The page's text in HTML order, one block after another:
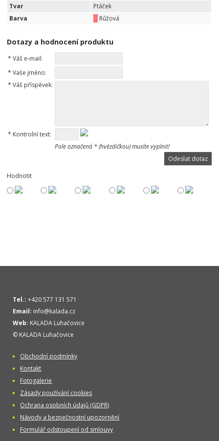
Tvar
Ptáček
Barva
Růžová
Dotazy a hodnocení produktu
* Váš e-mail:
* Vaše jméno:
* Váš příspěvek:
* Kontrolní text:
Pole označená * (hvězdičkou) musíte vyplnit!
Hodnotit
Tel.: +420 577 131 571
Email: info@kalada.cz
Web: KALADA Luhačovice
© KALADA Luhačovice
Obchodní podmínky
Kontakt
Fotogalerie
Zásady používání cookies
Ochrana osobních údajů (GDPR)
Návody a bezpečnostní upozornění
Formulář odstoupení od smlouvy